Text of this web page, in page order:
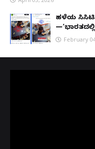
ಹಳೆಯ
February